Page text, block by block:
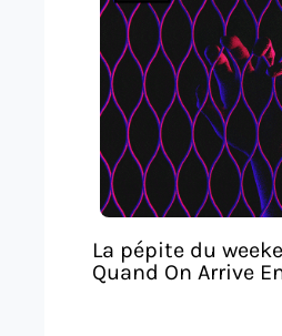
La pépite du
Quand On Arrive